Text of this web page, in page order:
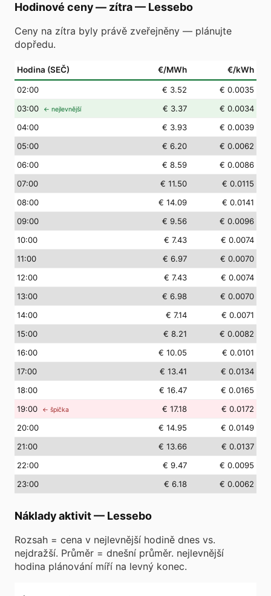
Hodinové ceny — zítra— Lessebo
Ceny na zítra byly právě zveřejněny — plánujte
dopředu.
Hodina (SEČ) €/MWh €/kWh
02:00 € 3.52
€ 0.0035
03:00 ← nejlevnější € 3.37
€ 0.0034
04:00 € 3.93
€ 0.0039
05:00 € 6.20
€ 0.0062
06:00 € 8.59
€ 0.0086
07:00 € 11.50
€ 0.0115
08:00 € 14.09
€ 0.0141
09:00 € 9.56
€ 0.0096
10:00 € 7.43
€ 0.0074
11:00 € 6.97
€ 0.0070
12:00 € 7.43
€ 0.0074
13:00 € 6.98
€ 0.0070
14:00 € 7.14
€ 0.0071
15:00 € 8.21
€ 0.0082
16:00 € 10.05
€ 0.0101
17:00 € 13.41
€ 0.0134
18:00 € 16.47
€ 0.0165
19:00 ← špička € 17.18
€ 0.0172
20:00 € 14.95
€ 0.0149
21:00 € 13.66
€ 0.0137
22:00 € 9.47
€ 0.0095
23:00 € 6.18 € 0.0062
Náklady aktivit— Lessebo
Rozsah = cena v nejlevnější hodině dnes vs.
nejdražší. Průměr = dnešní průměr. nejlevnější
hodina plánování míří na levný konec.